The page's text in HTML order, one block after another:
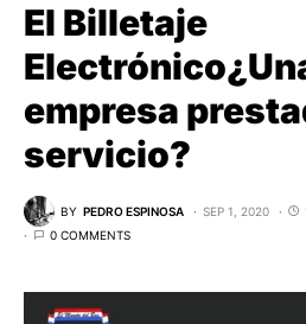
El Billetaje
empresa
servicio?
BY PEDRO ESPINOSA SEP 1, 2020
0 COMMENTS